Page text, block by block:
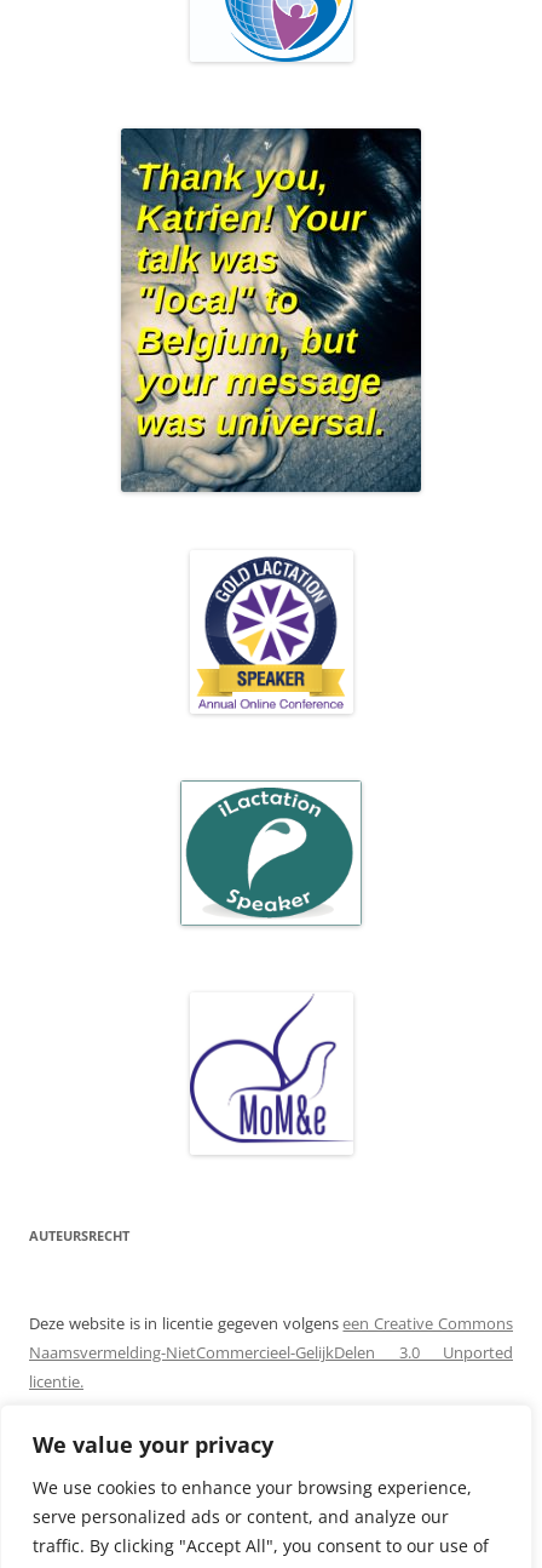
We value your privacy
We use cookies to enhance your browsing experience,
serve personalized ads or content, and analyze our
traffic. By clicking "Accept All", you consent to our use of
AUTEURSRECHT
Deze website is in licentie gegeven volgenseen Creative Commons
Naamsvermelding-NietCommercieel-GelijkDelen 3.0 Unported
licentie.
Toestemming met betrekking tot rechten die niet onder deze
Nauwelaerts!